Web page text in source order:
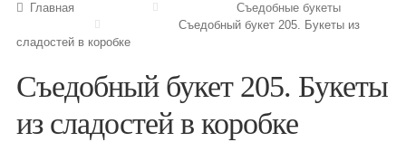
Букет для мужчины
Букет из фруктов и овощей
Сладкие букеты из конфет
Главная
Съедобные букеты
Съедобный букет 205. Букеты из
сладостей в коробке
Съедобный букет 205. Букеты
из сладостей в коробке